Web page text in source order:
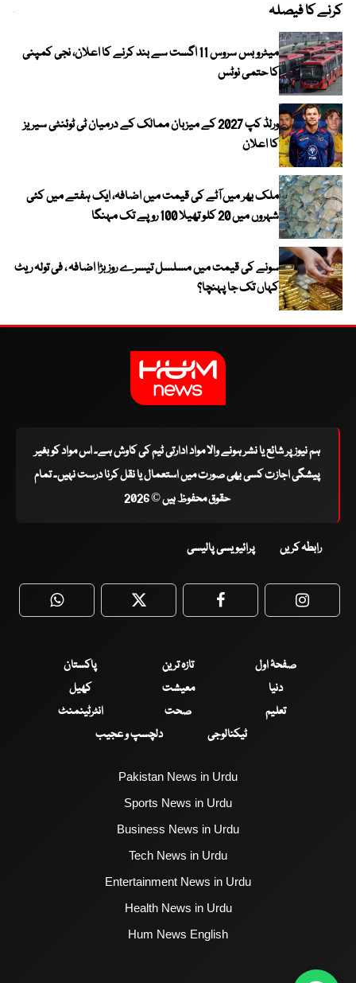
کرنے کا فیصلہ
میٹرو بس سروس 11 اگست سے بند کرنے کا اعلان، نجی کمپنی
کا حتمی نوٹس
ورلڈ کپ 2027 کے میزبان ممالک کے درمیان ٹی ٹوئنٹی سیریز
کا اعلان
ملک بھر میں آٹے کی قیمت میں اضافہ، ایک ہفتے میں کئی
شہروں میں 20 کلو تھیلا 100 روپے تک مہنگا
سونے کی قیمت میں مسلسل تیسرے روز بڑا اضافہ ، فی تولہ ریٹ
کہاں تک جا پہنچا؟
ہم نیوز پر شائع یا نشر ہونے والا مواد ادارتی ٹیم کی کاوش ہے۔ اس مواد کو بغیر
پیشگی اجازت کسی بھی صورت میں استعمال یا نقل کرنا درست نہیں۔ تمام
حقوق محفوظ ہیں © 2026
رابطہ کریں پرائیویسی پالیسی
WhatsApp Twitter Facebook
صفحۂ اول تازہ ترین
پاکستان
دنیا
معیشت
کھیل
تعلیم
صحت
انٹرٹینمنٹ
ٹیکنالوجی
دلچسپ و عجیب
Pakistan News in Urdu
Sports News in Urdu
Business News in Urdu
Tech News in Urdu
Entertainment News in Urdu
Health News in Urdu
Hum News English